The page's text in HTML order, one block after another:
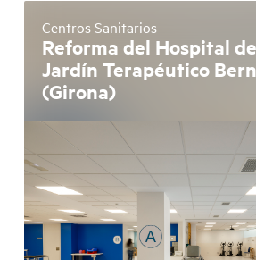
Centros Sanitarios
Reforma del Hospital
Jardín Terapéutico
(Girona)